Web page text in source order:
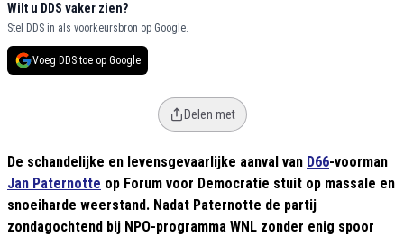
Wilt u DDS vaker zien?
Stel DDS in als voorkeursbron op Google.
Voeg DDS toe op Google
Delen met
De schandelijke en levensgevaarlijke aanval van D66-voorman
Jan Paternotte op Forum voor Democratie stuit op massale en
snoeiharde weerstand. Nadat Paternotte de partij
zondagochtend bij NPO-programma WNL zonder enig spoor